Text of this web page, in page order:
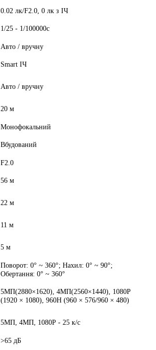
0.02 лк/F2.0, 0 лк з ІЧ
1/25 - 1/100000с
Авто / вручну
Smart ІЧ
Авто / вручну
20 м
Монофокальний
Вбудований
F2.0
56 м
22 м
11 м
5 м
Поворот: 0° ~ 360°; Нахил: 0° ~ 90°;
Обертання: 0° ~ 360°
5МП(2880×1620), 4МП(2560×1440), 1080P
(1920 × 1080), 960H (960 × 576/960 × 480)
5МП, 4МП, 1080Р - 25 к/с
>65 дБ